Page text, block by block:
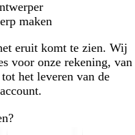
maken
eruit komt te zien. Wij
voor onze rekening, van
het leveren van de